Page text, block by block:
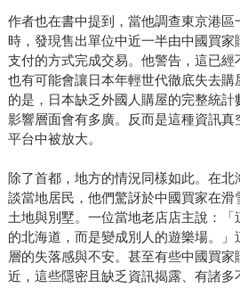
作者也在書中提到，當他調查東京港
時，發現售出單位中近一半由中國買家
支付的方式完成交易。他警告，這已經
也有可能會讓日本年輕世代徹底失去購
的是，日本缺乏外國人購屋的完整統
影響層面會有多廣。反而是這種資訊
平台中被放大。
除了首都，地方的情況同樣如此。在
談當地居民，他們驚訝於中國買家在
土地與別墅。一位當地老店店主說：
的北海道，而是變成別人的遊樂場。
層的失落感與不安。甚至有些中國買
近，這些隱密且缺乏資訊揭露、有諸多